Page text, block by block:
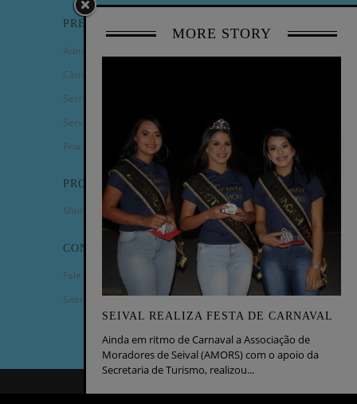
MORE STORY
SEIVAL REALIZA FESTA DE CARNAVAL
Ainda em ritmo de Carnaval a Associação de
Moradores de Seival (AMORS) com o apoio da
Secretaria de Turismo, realizou...
PREFEITURA
Administração Municipal
Câmara de Vereadores
Secretarias
Serviços
Procuradoria Geral
PROGRAMAS
Minha Casa Minha Vida
CONTATO
Fale Conosco
Sitemap
COPYRIGHT 2023 - PREFEITURA